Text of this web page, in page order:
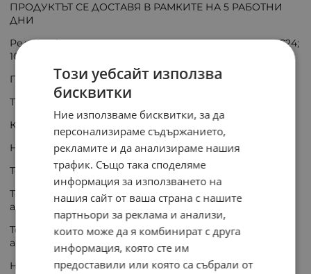
ПРОДУКТЪТ СЕ ДОСТАВЯ В РАМКИТЕ НА 5 РАБОТНИ
ДНИ
Реле електромагнитно индустриално MKS2PIN DC24;
10A; DPDT
Производител: OMRON
Тип реле: електромагнитно
Конф. на контактите: DPDT
Номинално напрежение на бобината: 24V DC
Ток през контактите макс.: 10A
Товароспособност на контактите АС @R(при
активен товар): 10A / 250V AC
Товароспособност на контактите DC @R(при
активен товар): 10A / 30V DC
Напрежение на комутация: макс. 250V DC, макс. 250V
Този уебсайт използва
бисквитки
Ние използваме бисквитки, за да
персонализираме съдържанието,
рекламите и да анализираме нашия
трафик. Също така споделяме
информация за използването на
нашия сайт от ваша страна с нашите
партньори за реклама и анализи,
които може да я комбинират с друга
информация, която сте им
предоставили или която са събрали от